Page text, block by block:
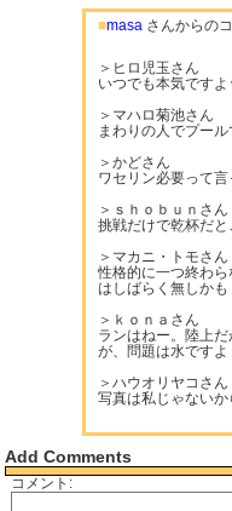
■masa さんからの
＞ヒロ児玉さん
いつでも本気です
＞マハロ菊池さん
まわりの人でプー
＞かどさん
ワセリン必要って
＞ｓｈｏｂｕｎさん
挑戦だけで乾杯だ
＞マカニ・トモさん
性格的に一つ終わ
はしばらく無しかも
＞ｋｏｎａさん
ランはねー。陸上
が、問題は水です
＞ハウオリヤコさん
写真は私じゃない
Add Comments
コメント: